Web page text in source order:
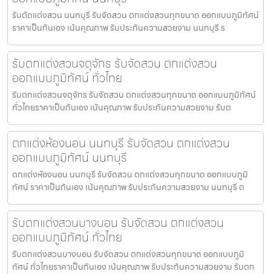
รับตัดแต่งสวน นนทบุรี รับจัดสวน ตกแต่งสวนทุกขนาด ออกแบบภูมิทัศน์
ราคาเป็นกันเอง เน้นคุณภาพ รับประกันความสวยงาม นนทบุรี ร
รับตกแต่งสวนจตุจักร รับจัดสวน ตกแต่งสวน
ออกแบบภูมิทัศน์ ทั่วไทย
รับตกแต่งสวนจตุจักร รับจัดสวน ตกแต่งสวนทุกขนาด ออกแบบภูมิทัศน์
ทั่วไทยราคาเป็นกันเอง เน้นคุณภาพ รับประกันความสวยงาม รับต
ตกแต่งห้องนอน นนทบุรี รับจัดสวน ตกแต่งสวน
ออกแบบภูมิทัศน์ นนทบุรี
ตกแต่งห้องนอน นนทบุรี รับจัดสวน ตกแต่งสวนทุกขนาด ออกแบบภูมิ
ทัศน์ ราคาเป็นกันเอง เน้นคุณภาพ รับประกันความสวยงาม นนทบุรี ต
รับตกแต่งสวนบางบอน รับจัดสวน ตกแต่งสวน
ออกแบบภูมิทัศน์ ทั่วไทย
รับตกแต่งสวนบางบอน รับจัดสวน ตกแต่งสวนทุกขนาด ออกแบบภูมิ
ทัศน์ ทั่วไทยราคาเป็นกันเอง เน้นคุณภาพ รับประกันความสวยงาม รับตก